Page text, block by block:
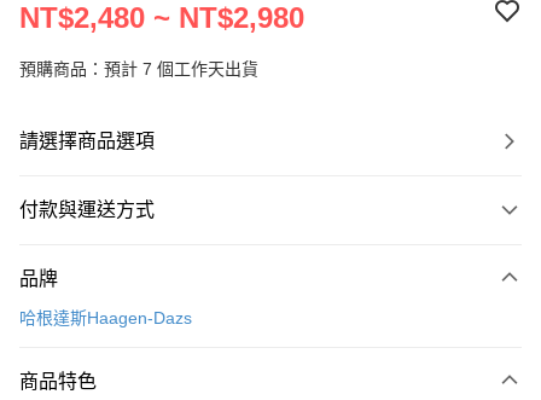
NT$2,480 ~ NT$2,980
預購商品：預計 7 個工作天出貨
請選擇商品選項
付款與運送方式
信用卡一次付款
Apple Pay
品牌
哈根達斯Haagen-Dazs
商品特色